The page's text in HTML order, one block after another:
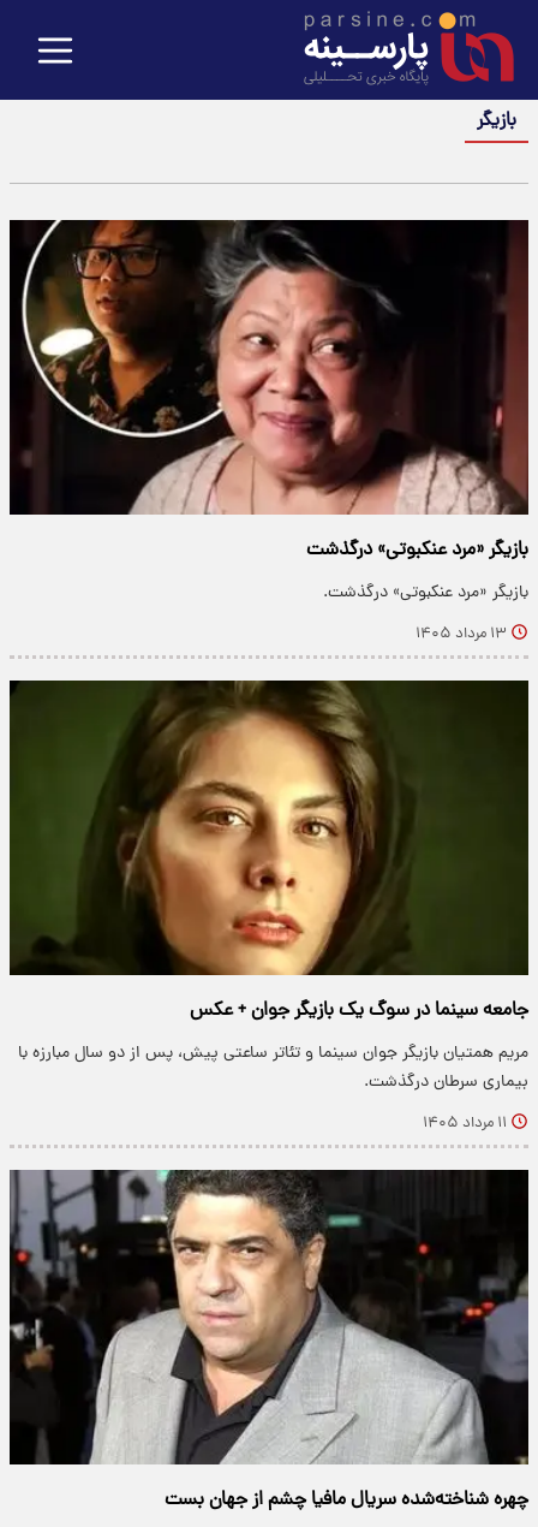
بازیگر
بازیگر «مرد عنکبوتی» درگذشت
بازیگر «مرد عنکبوتی» درگذشت.
۱۳ مرداد ۱۴۰۵
جامعه سینما در سوگ یک بازیگر جوان + عکس
مریم همتیان بازیگر جوان سینما و تئاتر ساعتی پیش، پس از دو سال مبارزه با
بیماری سرطان درگذشت.
۱۱ مرداد ۱۴۰۵
چهره شناخته‌شده سریال مافیا چشم از جهان بست